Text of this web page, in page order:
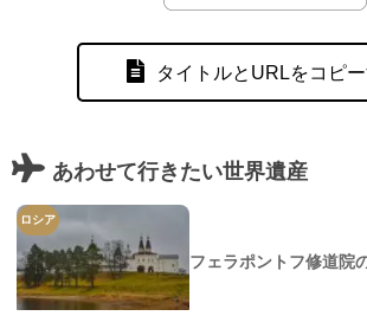
タイトルとURLをコピ
あわせて行きたい世界遺産
ロシア
フェラポントフ修道院